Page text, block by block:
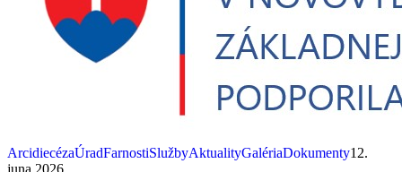
ArcidiecézaÚradFarnostiSlužbyAktualityGalériaDokumenty12.
juna 2026